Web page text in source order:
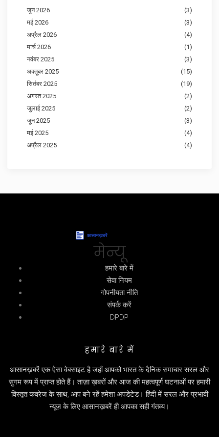
जून 2026
(3)
मई 2026
(3)
अप्रैल 2026
(4)
मार्च 2026
(1)
नवंबर 2025
(3)
अक्तूबर 2025
(15)
सितंबर 2025
(19)
अगस्त 2025
(2)
जुलाई 2025
(2)
जून 2025
(3)
मई 2025
(4)
अप्रैल 2025
(4)
मेन्यू
हमारे बारे में
सेवा नियम
गोपनीयता नीति
संपर्क करें
DPDP
हमारे बारे में
आसानख़बरें एक ऐसा वेबसाइट है जहाँ आपको भारत के दैनिक समाचार सरल और
सुगम रूप में प्राप्त होते हैं। ताज़ा ख़बरों और आज की महत्वपूर्ण घटनाओं पर हमारी
विस्तृत कवरेज के साथ, आप बने रहें हमेशा अपडेटेड। हिंदी में सरल और प्रभावी
न्यूज़ के लिए आसानख़बरें ही आपका सही गंतव्य।